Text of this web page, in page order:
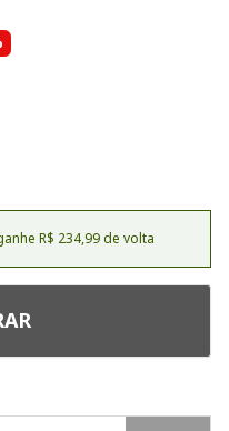
R$ 234,99 de volta